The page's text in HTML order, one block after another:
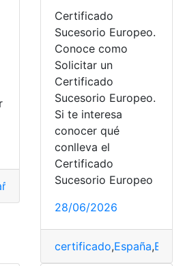
Requisitos,Trámites
Certificado
Sucesorio Europeo.
Conoce como
Solicitar un
Certificado
Sucesorio Europeo.
Si te interesa
conocer qué
conlleva el
Certificado
Sucesorio Europeo
28/06/2026
certificado,España,